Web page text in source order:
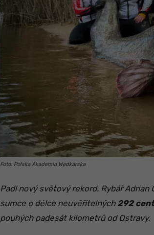
Foto: Polska Akademia Wędkarska
Padl nový světový rekord. Rybář
sumce o délce neuvěřitelných 292
pouhých padesát kilometrů od Ostravy.